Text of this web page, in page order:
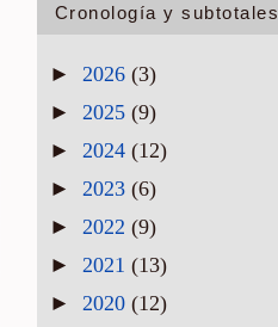
Cronología y subtotales
► 2026 (3)
► 2025 (9)
► 2024 (12)
► 2023 (6)
► 2022 (9)
► 2021 (13)
► 2020 (12)